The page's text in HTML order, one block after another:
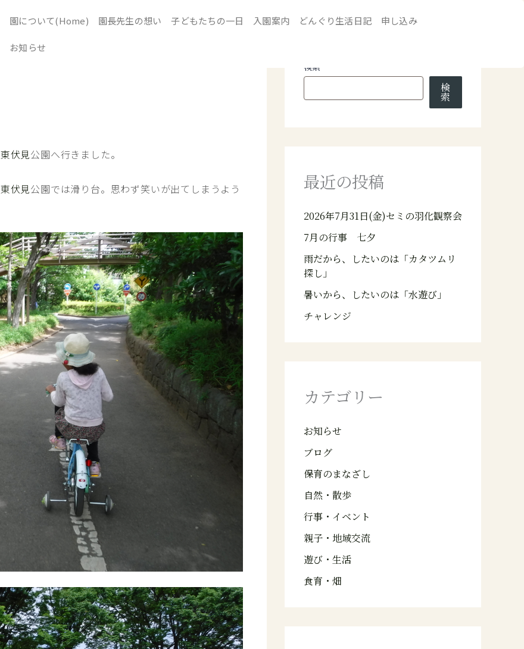
園について(Home) 園長先生の想い 子どもたちの一日 入園案内 どんぐり生活日記 申し込み
お知らせ
東伏見公園へ行きました。
東伏見公園では滑り台。思わず笑いが出てしまうよう
検索
検
索
最近の投稿
2026年7月31日(金)セミの羽化観察会
7月の行事 七夕
雨だから、したいのは「カタツムリ
探し」
暑いから、したいのは「水遊び」
チャレンジ
カテゴリー
お知らせ
ブログ
保育のまなざし
自然・散歩
行事・イベント
親子・地域交流
遊び・生活
食育・畑